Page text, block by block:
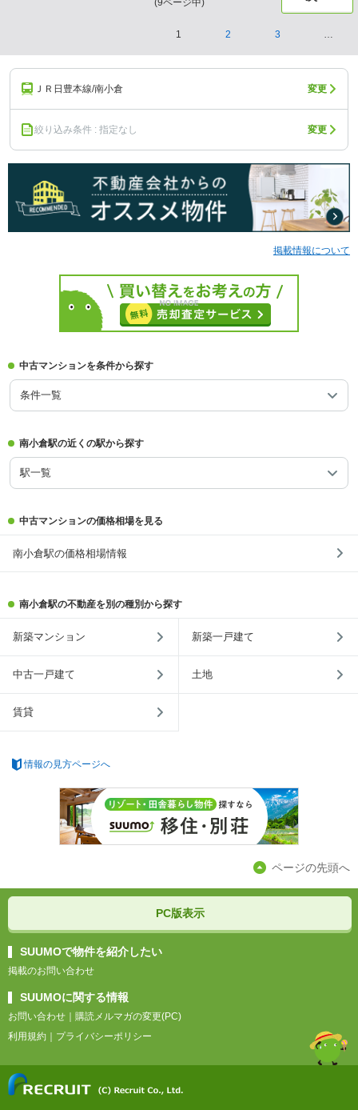
(9ページ中)
1 2 3 …
ＪＲ日豊本線/南小倉 変更
絞り込み条件 : 指定なし 変更
掲載情報について
中古マンションを条件から探す
条件一覧
南小倉駅の近くの駅から探す
駅一覧
中古マンションの価格相場を見る
南小倉駅の価格相場情報
南小倉駅の不動産を別の種別から探す
新築マンション 新築一戸建て
中古一戸建て 土地
賃貸
情報の見方ページへ
ページの先頭へ
PC版表示
SUUMOで物件を紹介したい
掲載のお問い合わせ
SUUMOに関する情報
お問い合わせ ｜ 購読メルマガの変更(PC)
利用規約 ｜ プライバシーポリシー